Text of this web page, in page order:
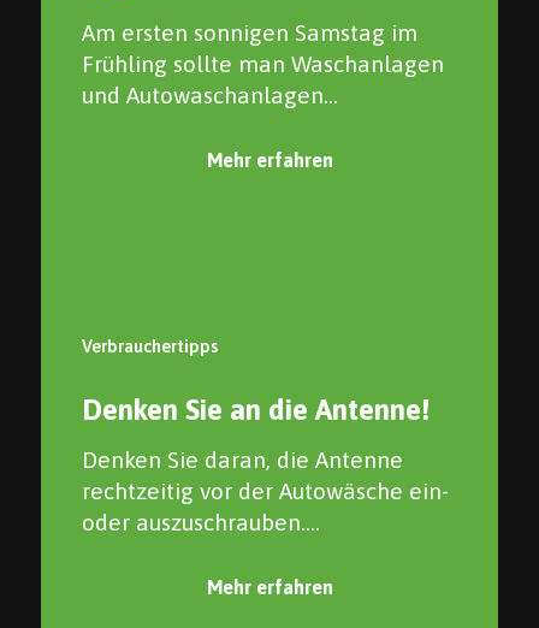
Am ersten sonnigen Samstag im
Frühling sollte man Waschanlagen
und Autowaschanlagen...
Mehr erfahren
Verbrauchertipps
Denken Sie an die Antenne!
Denken Sie daran, die Antenne
rechtzeitig vor der Autowäsche ein-
oder auszuschrauben....
Mehr erfahren